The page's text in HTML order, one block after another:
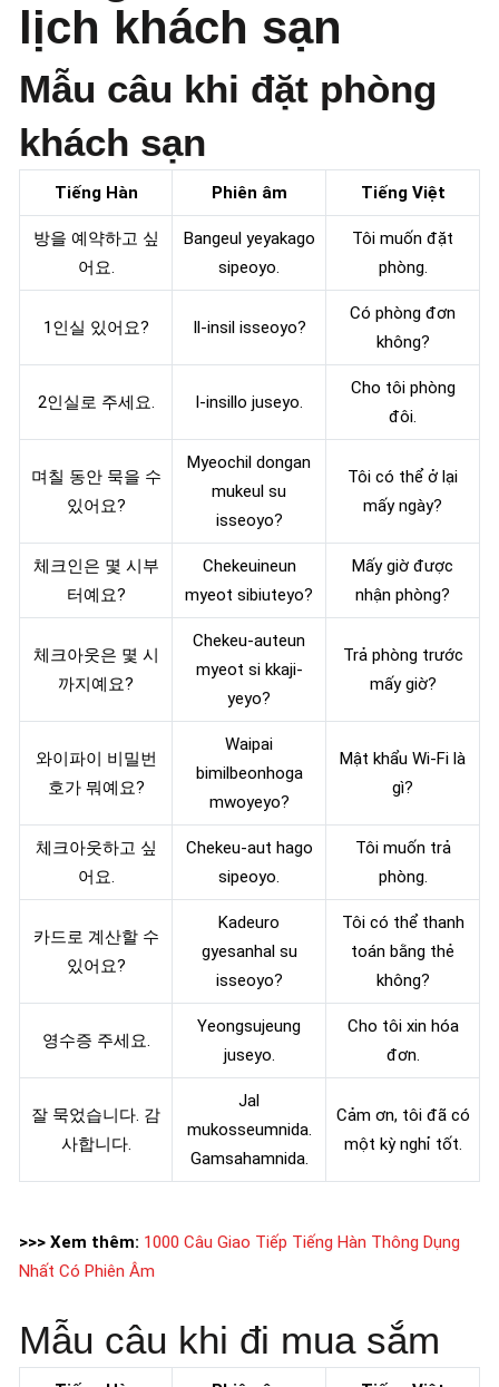
lịch khách sạn
Mẫu câu khi đặt phòng
khách sạn
Tiếng Hàn Phiên âm Tiếng Việt
방을 예약하고 싶
어요.
Bangeul yeyakago
sipeoyo.
Tôi muốn đặt
phòng.
1인실 있어요? Il-insil isseoyo?
Có phòng đơn
không?
2인실로 주세요. I-insillo juseyo.
Cho tôi phòng
đôi.
며칠 동안 묵을 수
있어요?
Myeochil dongan
mukeul su
isseoyo?
Tôi có thể ở lại
mấy ngày?
체크인은 몇 시부
터예요?
Chekeuineun
myeot sibiuteyo?
Mấy giờ được
nhận phòng?
체크아웃은 몇 시
까지예요?
Chekeu-auteun
myeot si kkaji-
yeyo?
Trả phòng trước
mấy giờ?
와이파이 비밀번
호가 뭐예요?
Waipai
bimilbeonhoga
mwoyeyo?
Mật khẩu Wi-Fi là
gì?
체크아웃하고 싶
어요.
Chekeu-aut hago
sipeoyo.
Tôi muốn trả
phòng.
카드로 계산할 수
있어요?
Kadeuro
gyesanhal su
isseoyo?
Tôi có thể thanh
toán bằng thẻ
không?
영수증 주세요.
Yeongsujeung
juseyo.
Cho tôi xin hóa
đơn.
잘 묵었습니다. 감
사합니다.
Jal
mukosseumnida.
Gamsahamnida.
Cảm ơn, tôi đã có
một kỳ nghỉ tốt.
>>> Xem thêm: 1000 Câu Giao Tiếp Tiếng Hàn Thông Dụng
Nhất Có Phiên Âm
Mẫu câu khi đi mua sắm